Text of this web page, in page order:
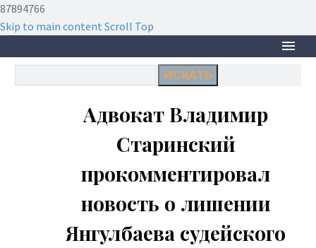
87894766
Skip to main content Scroll Top
ИСКАТЬ
Адвокат Владимир
Старинский
прокомментировал
новость о лишении
Янгулбаева судейского